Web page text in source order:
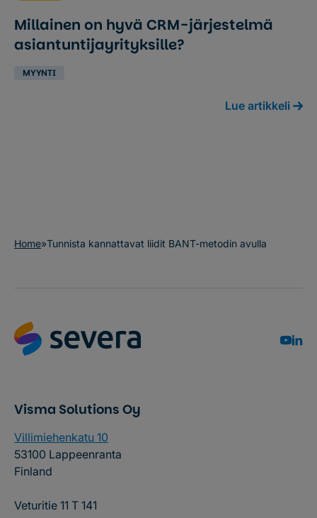
Millainen on hyvä CRM-järjestelmä
asiantuntijayrityksille?
MYYNTI
Lue artikkeli
Home»Tunnista kannattavat liidit BANT-metodin avulla
Visma Solutions Oy
Villimiehenkatu 10
53100 Lappeenranta
Finland
Veturitie 11 T 141